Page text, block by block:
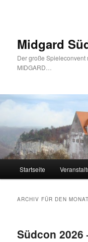
Midgard
Der große
MIDGARD…
Startseite
ARCHIV FÜR DEN
Südcon 2026